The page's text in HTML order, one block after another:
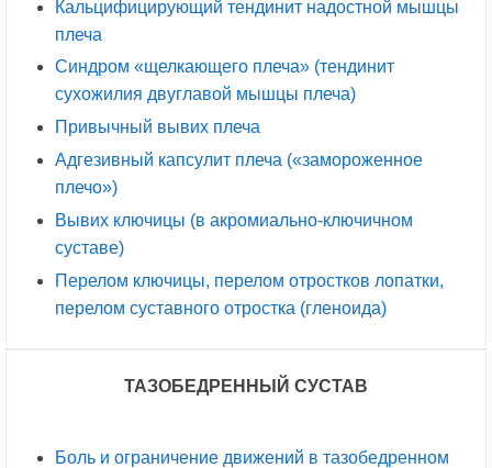
Кальцифицирующий тендинит надостной мышцы
плеча
Синдром «щелкающего плеча» (тендинит
сухожилия двуглавой мышцы плеча)
Привычный вывих плеча
Адгезивный капсулит плеча («замороженное
плечо»)
Вывих ключицы (в акромиально-ключичном
суставе)
Перелом ключицы, перелом отростков лопатки,
перелом суставного отростка (гленоида)
ТАЗОБЕДРЕННЫЙ СУСТАВ
Боль и ограничение движений в тазобедренном